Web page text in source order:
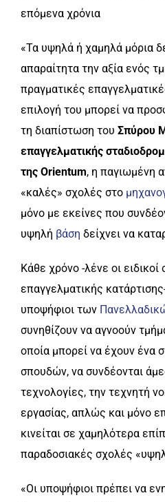
επόμενα χρόνια
«Τα υψηλά ή χαμηλά μόρια
απαραίτητα την αξία ενός
πραγματικές
επιλογή του μπορεί να
τη διαπίστωση του Σπύρου
επαγγελματικής
της Orientum, η παγιωμένη
«καλές» σχολές στο
μόνο με εκείνες που
υψηλή βάση δείχνει να
Κάθε χρόνο -λένε οι
επαγγελματικής
υποψήφιοι των
συνηθίζουν να αγνοούν
οποία μπορεί να έχουν ένα
σπουδών, να συνδέονται
τεχνολογίες, την τεχνητή
εργασίας, απλώς και μόνο
κινείται σε χαμηλότερα
παραδοσιακές σχολές
«Οι υποψήφιοι πρέπει να